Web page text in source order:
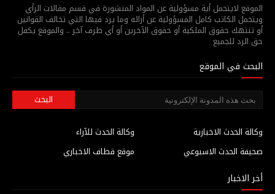
الموقع لايتحمل أية مسؤولية عن المواد المنشورة في قسم مقالات الرأي
ويتحمل الكاتب كامل المسؤولية عن أرائه وما يرد فيها التي تخالف القوانين
أو تنتهك حقوق الملكية أو حقوق الآخرين أو أي طرف آخر .. والموقع يكفل
حق الرد للجميع
البحث في الموقع
وكالة الحدث للآراء
وكالة الحدث الاخبارية
موقع قطاف الاخباري
صحيفة الحدث الاسبوعي
أخر الاخبار